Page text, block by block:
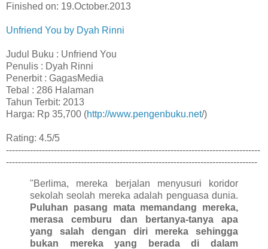
Finished on: 19.October.2013
Unfriend You by Dyah Rinni
Judul Buku : Unfriend You
Penulis : Dyah Rinni
Penerbit : GagasMedia
Tebal : 286 Halaman
Tahun Terbit: 2013
Harga: Rp 35,700 (http://www.pengenbuku.net/)
Rating: 4.5/5
-------------------------------------------------------------------------------------
------------------------------------------------------------------------------------
"Berlima, mereka berjalan menyusuri koridor
sekolah seolah mereka adalah penguasa dunia.
Puluhan pasang mata memandang mereka,
merasa cemburu dan bertanya-tanya apa
yang salah dengan diri mereka sehingga
bukan mereka yang berada di dalam